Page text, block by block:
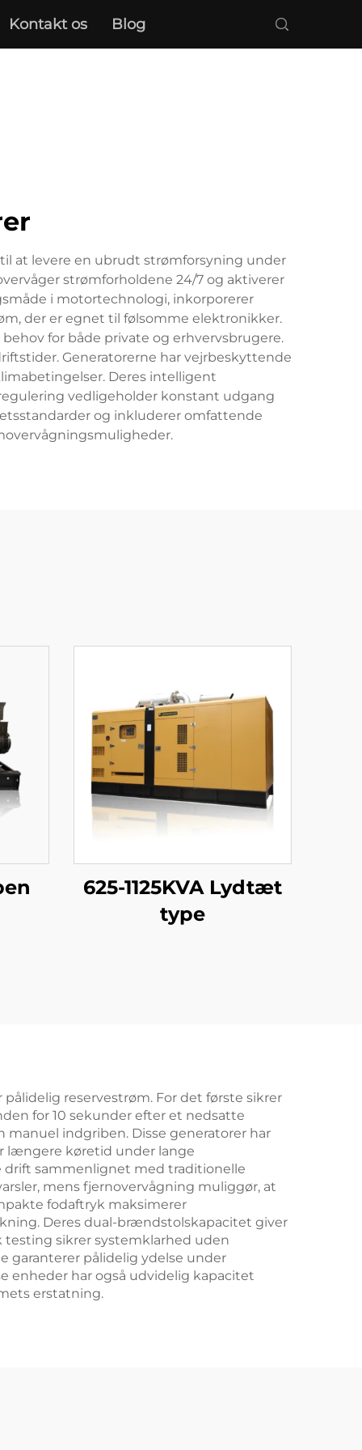
Kontakt os Blog
at levere en ubrudt strømforsyning under
strømforholdene 24/7 og aktiverer
i motortechnologi, inkorporerer
der er egnet til følsomme elektronikker.
for både private og erhvervsbrugere.
Generatorerne har vejrbeskyttende
Deres intelligent
vedligeholder konstant udgang
og inkluderer omfattende
625-1125KVA Lydtæt
type
reservestrøm. For det første sikrer
for 10 sekunder efter et nedsatte
indgriben. Disse generatorer har
længere køretid under lange
sammenlignet med traditionelle
mens fjernovervågning muliggør, at
fodaftryk maksimerer
Deres dual-brændstolskapacitet giver
sikrer systemklarhed uden
garanterer pålidelig ydelse under
enheder har også udvidelig kapacitet
erstatning.